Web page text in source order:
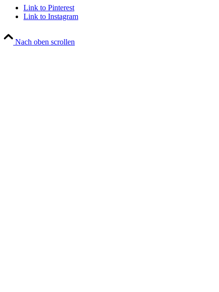
Link to Pinterest
Link to Instagram
Nach oben scrollen